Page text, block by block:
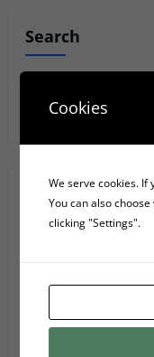
Search
Recent Posts
5 Serveis
Privacy Policy
Cookies
We serve cookies. If
You can also
clicking "Settings".